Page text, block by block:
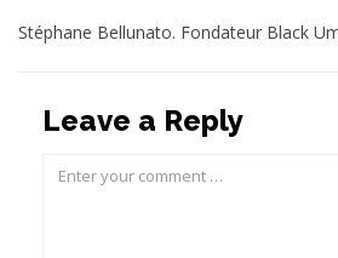
Stéphane Bellunato. Fondateur Black
Leave a Reply